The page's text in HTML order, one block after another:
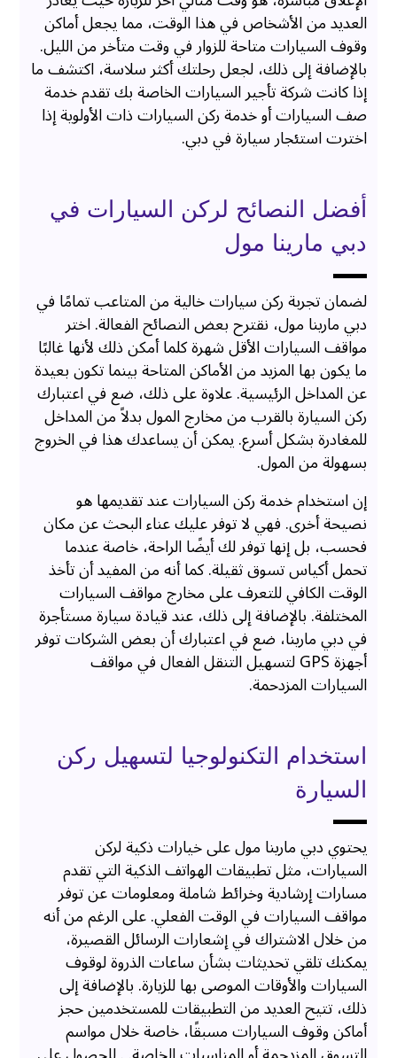
العديد من الأشخاص في هذا الوقت، مما يجعل أماكن
وقوف السيارات متاحة للزوار في وقت متأخر من الليل.
بالإضافة إلى ذلك، لجعل رحلتك أكثر سلاسة، اكتشف ما
إذا كانت شركة تأجير السيارات الخاصة بك تقدم خدمة
صف السيارات أو خدمة ركن السيارات ذات الأولوية إذا
اخترت استئجار سيارة في دبي.
أفضل النصائح لركن السيارات في
دبي مارينا مول
لضمان تجربة ركن سيارات خالية من المتاعب تمامًا في
دبي مارينا مول، نقترح بعض النصائح الفعالة. اختر
مواقف السيارات الأقل شهرة كلما أمكن ذلك لأنها غالبًا
ما يكون بها المزيد من الأماكن المتاحة بينما تكون بعيدة
عن المداخل الرئيسية. علاوة على ذلك، ضع في اعتبارك
ركن السيارة بالقرب من مخارج المول بدلاً من المداخل
للمغادرة بشكل أسرع. يمكن أن يساعدك هذا في الخروج
بسهولة من المول.
إن استخدام خدمة ركن السيارات عند تقديمها هو
نصيحة أخرى. فهي لا توفر عليك عناء البحث عن مكان
فحسب، بل إنها توفر لك أيضًا الراحة، خاصة عندما
تحمل أكياس تسوق ثقيلة. كما أنه من المفيد أن تأخذ
الوقت الكافي للتعرف على مخارج مواقف السيارات
المختلفة. بالإضافة إلى ذلك، عند قيادة سيارة مستأجرة
في دبي مارينا، ضع في اعتبارك أن بعض الشركات توفر
أجهزة GPS لتسهيل التنقل الفعال في مواقف
السيارات المزدحمة.
استخدام التكنولوجيا لتسهيل ركن
السيارة
يحتوي دبي مارينا مول على خيارات ذكية لركن
السيارات، مثل تطبيقات الهواتف الذكية التي تقدم
مسارات إرشادية وخرائط شاملة ومعلومات عن توفر
مواقف السيارات في الوقت الفعلي. على الرغم من أنه
من خلال الاشتراك في إشعارات الرسائل القصيرة،
يمكنك تلقي تحديثات بشأن ساعات الذروة لوقوف
السيارات والأوقات الموصى بها للزيارة. بالإضافة إلى
ذلك، تتيح العديد من التطبيقات للمستخدمين حجز
أماكن وقوف السيارات مسبقًا، خاصة خلال مواسم